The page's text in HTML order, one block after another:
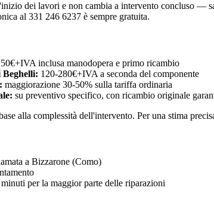
dei lavori e non cambia a intervento concluso —
al 331 246 6237 è sempre gratuita.
inclusa manodopera e primo ricambio
Beghelli: 120-280€+IVA a seconda del componente
maggiorazione 30-50% sulla tariffa ordinaria
su preventivo specifico, con ricambio originale
alla complessità dell'intervento. Per una stima
a Bizzarone (Como)
per la maggior parte delle riparazioni